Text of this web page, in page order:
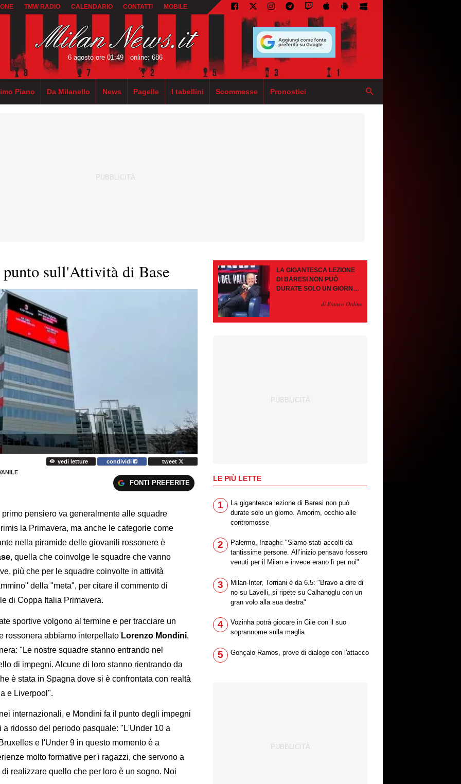
TMW RADIO CALENDARIO CONTATTI MOBILE
6 agosto ore 01:49 online: 686
Piano Da Milanello News Pagelle I tabellini Scommesse Pronostici
sull'Attività di Base
vedi letture condividi
tweet
FONTI PREFERITE
primo pensiero va generalmente alle squadre
la Primavera, ma anche le categorie come
nella piramide delle giovanili rossonere è
, quella che coinvolge le squadre che vanno
più che per le squadre coinvolte in attività
della "meta", per citare il commento di
di Coppa Italia Primavera.
sportive volgono al termine e per tracciare un
rossonera abbiamo interpellato Lorenzo Mondini,
"Le nostre squadre stanno entrando nel
di impegni. Alcune di loro stanno rientrando da
è stata in Spagna dove si è confrontata con realtà
e Liverpool".
internazionali, e Mondini fa il punto degli impegni
ridosso del periodo pasquale: "L'Under 10 a
e l'Under 9 in questo momento è a
molto formative per i ragazzi, che servono a
realizzare quello che per loro è un sogno. Noi
LA GIGANTESCA LEZIONE
DI BARESI NON PUÒ
DURATE SOLO UN GIORNO.
CONTROMOSSEdi Franco Ordine
LE PIÙ LETTE
1
La gigantesca lezione di Baresi non può
durate solo un giorno. Amorim, occhio alle
contromosse
2
Palermo, Inzaghi: "Siamo stati accolti da
tantissime persone. All’inizio pensavo fossero
venuti per il Milan e invece erano lì per noi"
3
Milan-Inter, Torriani è da 6.5: "Bravo a dire di
no su Lavelli, si ripete su Calhanoglu con un
gran volo alla sua destra"
4
Vozinha potrà giocare in Cile con il suo
soprannome sulla maglia
5 Gonçalo Ramos, prove di dialogo con l'attacco